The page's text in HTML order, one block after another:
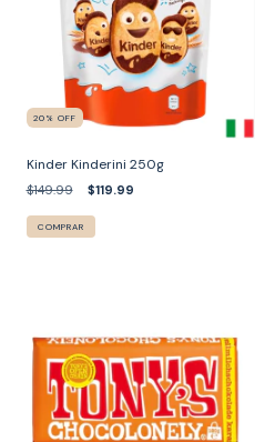
20 % OFF
Kinder Kinderini 250g
$149.99 $119.99
COMPRAR